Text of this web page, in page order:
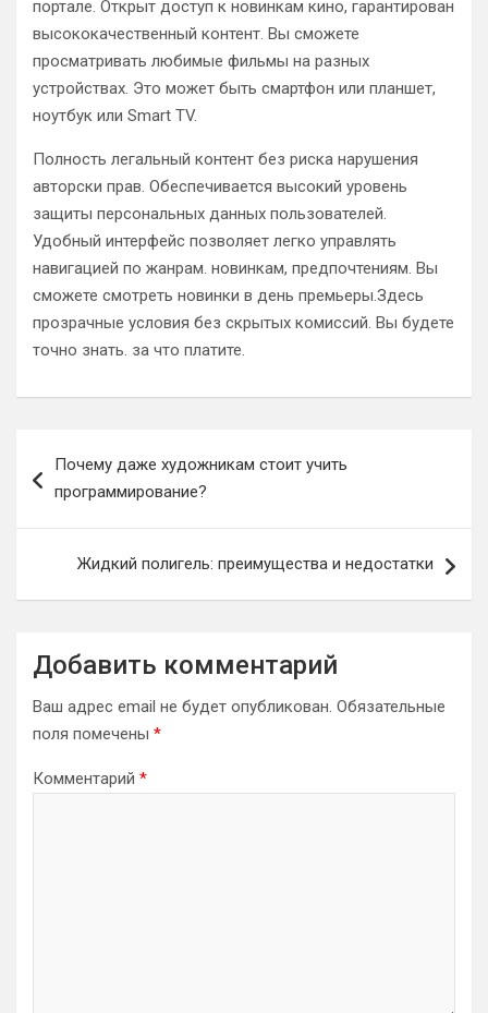
портале. Открыт доступ к новинкам кино, гарантирован
высококачественный контент. Вы сможете
просматривать любимые фильмы на разных
устройствах. Это может быть смартфон или планшет,
ноутбук или Smart TV.
Полность легальный контент без риска нарушения
авторски прав. Обеспечивается высокий уровень
защиты персональных данных пользователей.
Удобный интерфейс позволяет легко управлять
навигацией по жанрам. новинкам, предпочтениям. Вы
сможете смотреть новинки в день премьеры.Здесь
прозрачные условия без скрытых комиссий. Вы будете
точно знать. за что платите.
по
Почему даже художникам стоит учить
программирование?
Жидкий полигель: преимущества и недостатки
Добавить комментарий
Ваш адрес email не будет опубликован. Обязательные
поля помечены *
Комментарий *